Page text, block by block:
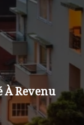
À Revenu